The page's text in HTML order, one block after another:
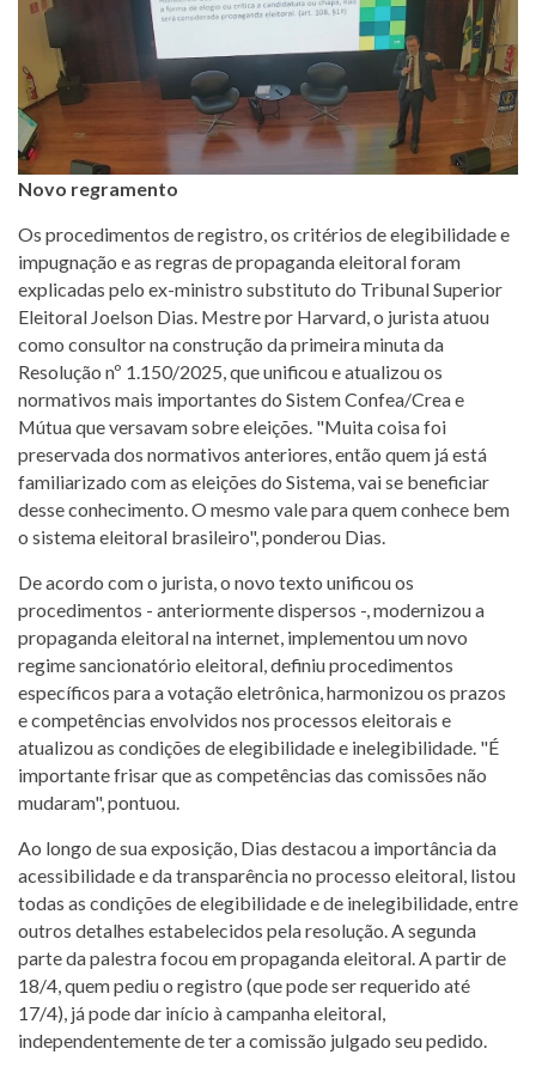
Novo regramento
Os procedimentos de registro, os critérios de elegibilidade e
impugnação e as regras de propaganda eleitoral foram
explicadas pelo ex-ministro substituto do Tribunal Superior
Eleitoral Joelson Dias. Mestre por Harvard, o jurista atuou
como consultor na construção da primeira minuta da
Resolução nº 1.150/2025, que unificou e atualizou os
normativos mais importantes do Sistem Confea/Crea e
Mútua que versavam sobre eleições. "Muita coisa foi
preservada dos normativos anteriores, então quem já está
familiarizado com as eleições do Sistema, vai se beneficiar
desse conhecimento. O mesmo vale para quem conhece bem
o sistema eleitoral brasileiro", ponderou Dias.
De acordo com o jurista, o novo texto unificou os
procedimentos - anteriormente dispersos -, modernizou a
propaganda eleitoral na internet, implementou um novo
regime sancionatório eleitoral, definiu procedimentos
específicos para a votação eletrônica, harmonizou os prazos
e competências envolvidos nos processos eleitorais e
atualizou as condições de elegibilidade e inelegibilidade. "É
importante frisar que as competências das comissões não
mudaram", pontuou.
Ao longo de sua exposição, Dias destacou a importância da
acessibilidade e da transparência no processo eleitoral, listou
todas as condições de elegibilidade e de inelegibilidade, entre
outros detalhes estabelecidos pela resolução. A segunda
parte da palestra focou em propaganda eleitoral. A partir de
18/4, quem pediu o registro (que pode ser requerido até
17/4), já pode dar início à campanha eleitoral,
independentemente de ter a comissão julgado seu pedido.